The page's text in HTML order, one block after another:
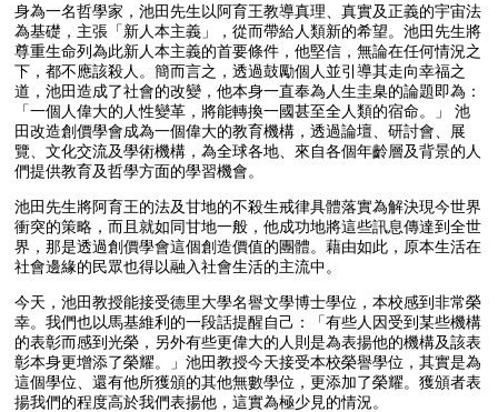
身為一名哲學家，池田先生以阿育王教導真理、真實及正義的宇宙法
為基礎，主張「新人本主義」，從而帶給人類新的希望。池田先生將
尊重生命列為此新人本主義的首要條件，他堅信，無論在任何情況之
下，都不應該殺人。簡而言之，透過鼓勵個人並引導其走向幸福之
道，池田造成了社會的改變，他本身一直奉為人生圭臬的論題即為：
「一個人偉大的人性變革，將能轉換一國甚至全人類的宿命。」 池
田改造創價學會成為一個偉大的教育機構，透過論壇、研討會、展
覽、文化交流及學術機構，為全球各地、來自各個年齡層及背景的人
們提供教育及哲學方面的學習機會。
池田先生將阿育王的法及甘地的不殺生戒律具體落實為解決現今世界
衝突的策略，而且就如同甘地一般，他成功地將這些訊息傳達到全世
界，那是透過創價學會這個創造價值的團體。藉由如此，原本生活在
社會邊緣的民眾也得以融入社會生活的主流中。
今天，池田教授能接受德里大學名譽文學博士學位，本校感到非常榮
幸。我們也以馬基維利的一段話提醒自己：「有些人因受到某些機構
的表彰而感到光榮，另外有些更偉大的人則是為表揚他的機構及該表
彰本身更增添了榮耀。」池田教授今天接受本校榮譽學位，其實是為
這個學位、還有他所獲頒的其他無數學位，更添加了榮耀。獲頒者表
揚我們的程度高於我們表揚他，這實為極少見的情況。